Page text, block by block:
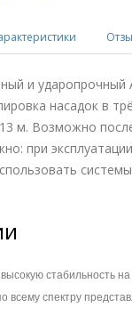
и ударопрочный
насадок в
м. Возможно
при
стабильность на
всему спектру